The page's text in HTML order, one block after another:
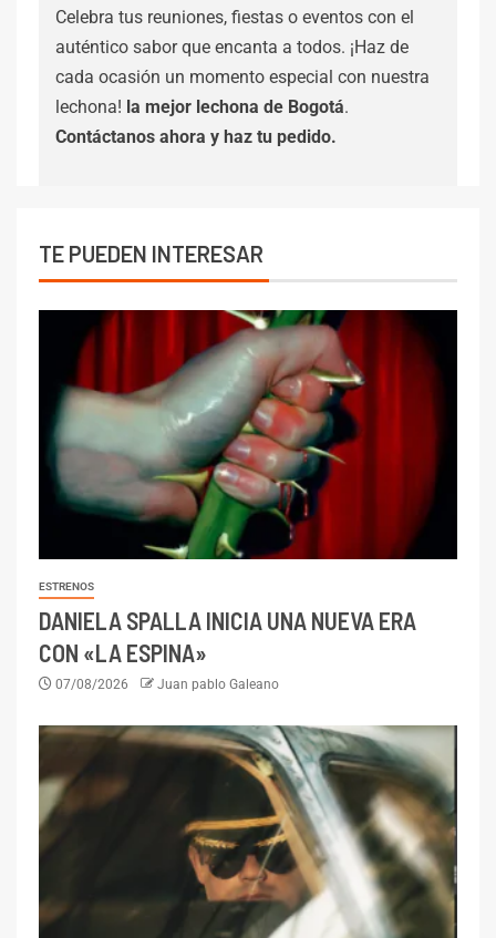
Celebra tus reuniones, fiestas o eventos con el
auténtico sabor que encanta a todos. ¡Haz de
cada ocasión un momento especial con nuestra
lechona! la mejor lechona de Bogotá.
Contáctanos ahora y haz tu pedido.
TE PUEDEN INTERESAR
ESTRENOS
DANIELA SPALLA INICIA UNA NUEVA ERA
CON «LA ESPINA»
07/08/2026 Juan pablo Galeano